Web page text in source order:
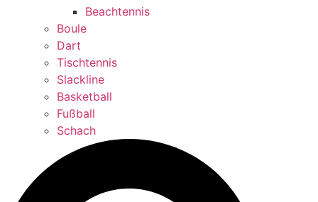
Beachtennis
Boule
Dart
Tischtennis
Slackline
Basketball
Fußball
Schach